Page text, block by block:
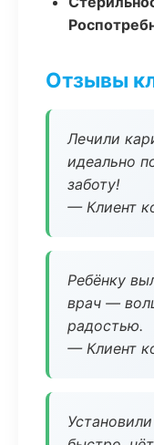
Отзывы
Лечили
идеально
заботу!
— Клиент
Ребёнку
врач —
радостью.
— Клиент